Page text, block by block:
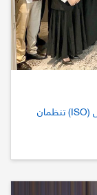
هيئة التقييس الخليجية والمنظمة الدولية للتقييس (ISO) تنظمان